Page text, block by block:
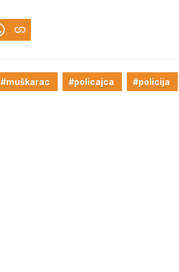
#muškarac #policajca #policija